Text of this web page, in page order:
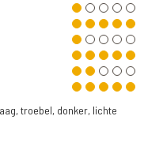
troebel, donker, lichte